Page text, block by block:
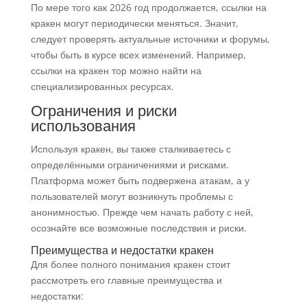
По мере того как 2026 год продолжается, ссылки на
кракен могут периодически меняться. Значит,
следует проверять актуальные источники и форумы,
чтобы быть в курсе всех изменений. Например,
ссылки на кракен тор можно найти на
специализированных ресурсах.
Ограничения и риски
использования
Используя кракен, вы также сталкиваетесь с
определёнными ограничениями и рисками.
Платформа может быть подвержена атакам, а у
пользователей могут возникнуть проблемы с
анонимностью. Прежде чем начать работу с ней,
осознайте все возможные последствия и риски.
Преимущества и недостатки кракен
Для более полного понимания кракен стоит
рассмотреть его главные преимущества и
недостатки: